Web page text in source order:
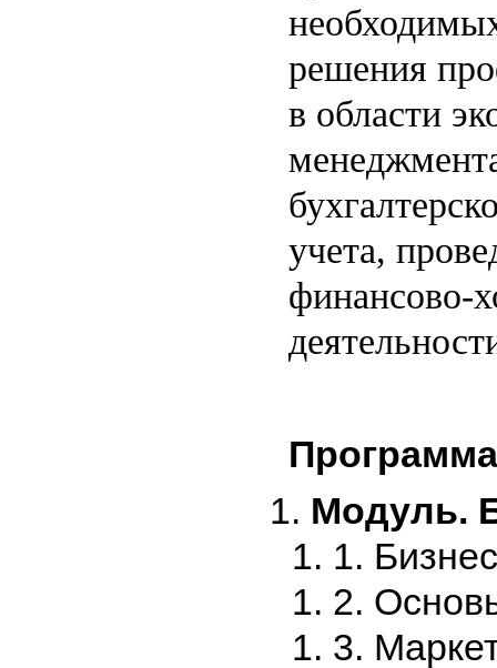
решения
в области
учета,
финансово-
Модуль.
1.
2.
3.